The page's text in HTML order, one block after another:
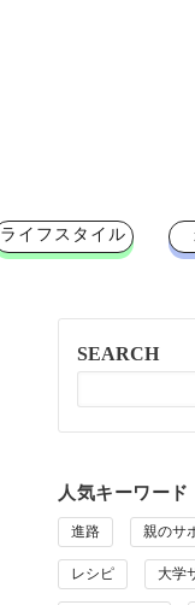
ライフスタイル
SEARCH
人気キーワード
進路 親のサ
レシピ 大学